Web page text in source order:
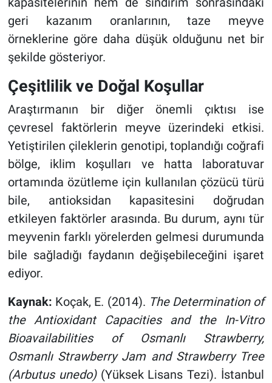
geri kazanım oranlarının, taze meyve
örneklerine göre daha düşük olduğunu net bir
şekilde gösteriyor.
Çeşitlilik ve Doğal Koşullar
Araştırmanın bir diğer önemli çıktısı ise
çevresel faktörlerin meyve üzerindeki etkisi.
Yetiştirilen çileklerin genotipi, toplandığı coğrafi
bölge, iklim koşulları ve hatta laboratuvar
ortamında özütleme için kullanılan çözücü türü
bile, antioksidan kapasitesini doğrudan
etkileyen faktörler arasında. Bu durum, aynı tür
meyvenin farklı yörelerden gelmesi durumunda
bile sağladığı faydanın değişebileceğini işaret
ediyor.
Kaynak: Koçak, E. (2014). The Determination of
the Antioxidant Capacities and the In-Vitro
Bioavailabilities of Osmanlı Strawberry,
Osmanlı Strawberry Jam and Strawberry Tree
(Arbutus unedo)(Yüksek Lisans Tezi). İstanbul